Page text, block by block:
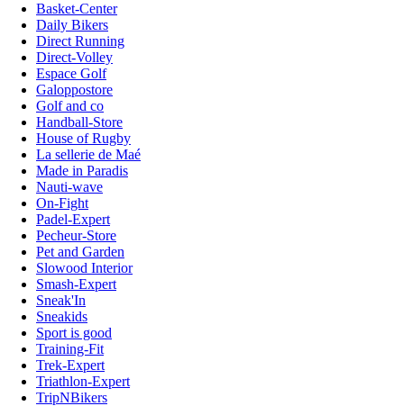
Basket-Center
Daily Bikers
Direct Running
Direct-Volley
Espace Golf
Galoppostore
Golf and co
Handball-Store
House of Rugby
La sellerie de Maé
Made in Paradis
Nauti-wave
On-Fight
Padel-Expert
Pecheur-Store
Pet and Garden
Slowood Interior
Smash-Expert
Sneak'In
Sneakids
Sport is good
Training-Fit
Trek-Expert
Triathlon-Expert
TripNBikers